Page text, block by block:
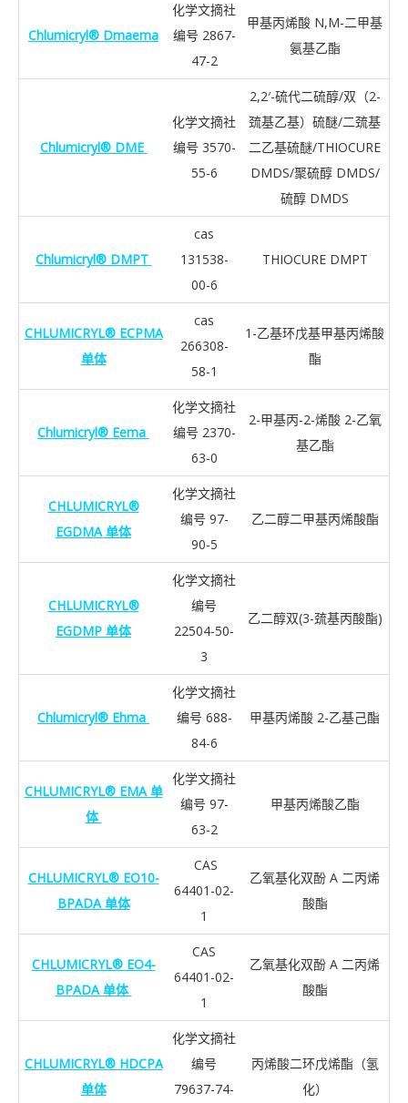
Chlumicryl® Dmaema
化学文摘社
编号 2867-
47-2
甲基丙烯酸 N,M-二甲基
氨基乙酯
Chlumicryl® DME
化学文摘社
编号 3570-
55-6
2,2′-硫代二硫醇/双（2-
巯基乙基）硫醚/二巯基
二乙基硫醚/THIOCURE
DMDS/聚硫醇 DMDS/
硫醇 DMDS
Chlumicryl® DMPT
cas
131538-
00-6
THIOCURE DMPT
CHLUMICRYL® ECPMA
单体
cas
266308-
58-1
1-乙基环戊基甲基丙烯酸
酯
Chlumicryl® Eema
化学文摘社
编号 2370-
63-0
2-甲基丙-2-烯酸 2-乙氧
基乙酯
CHLUMICRYL®
EGDMA 单体
化学文摘社
编号 97-
90-5
乙二醇二甲基丙烯酸酯
CHLUMICRYL®
EGDMP 单体
化学文摘社
编号
22504-50-
3
乙二醇双(3-巯基丙酸酯)
Chlumicryl® Ehma
化学文摘社
编号 688-
84-6
甲基丙烯酸 2-乙基己酯
CHLUMICRYL® EMA 单
体
化学文摘社
编号 97-
63-2
甲基丙烯酸乙酯
CHLUMICRYL® EO10-
BPADA 单体
CAS
64401-02-
1
乙氧基化双酚 A 二丙烯
酸酯
CHLUMICRYL® EO4-
BPADA 单体
CAS
64401-02-
1
乙氧基化双酚 A 二丙烯
酸酯
CHLUMICRYL® HDCPA
单体
化学文摘社
编号
79637-74-
丙烯酸二环戊烯酯（氢
化）